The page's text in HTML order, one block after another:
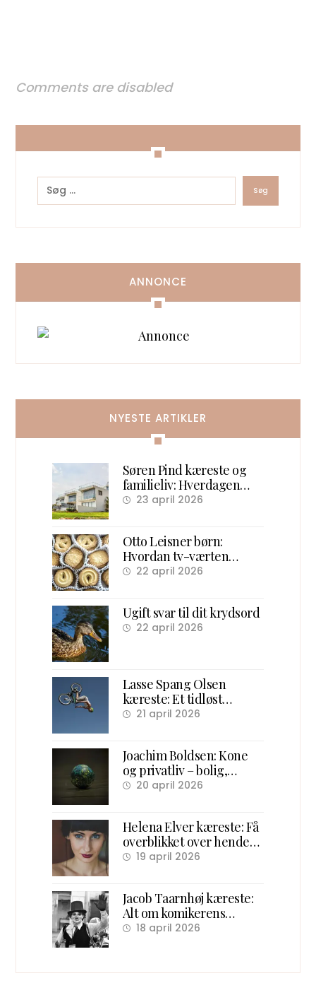
Comments are disabled
ANNONCE
NYESTE ARTIKLER
Søren Pind kæreste og
familieliv: Hverdagen
efter politik
23 april 2026
Otto Leisner børn:
Hvordan tv-værten
samlede danske børn
22 april 2026
Ugift svar til dit krydsord
22 april 2026
Lasse Spang Olsen
kæreste: Et tidløst
overblik over hans
21 april 2026
Joachim Boldsen: Kone
og privatliv – bolig,
familie og karriere
20 april 2026
Helena Elver kæreste: Få
overblikket over hendes
kærlighedsliv
19 april 2026
Jacob Taarnhøj kæreste:
Alt om komikerens
kærlighedsliv bag scenen
18 april 2026